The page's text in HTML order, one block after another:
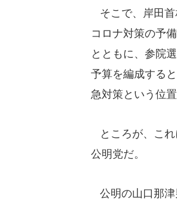
そこで、岸田首
コロナ対策の予
とともに、参院
予算を編成する
急対策という位置
ところが、これ
公明党だ。
公明の山口那